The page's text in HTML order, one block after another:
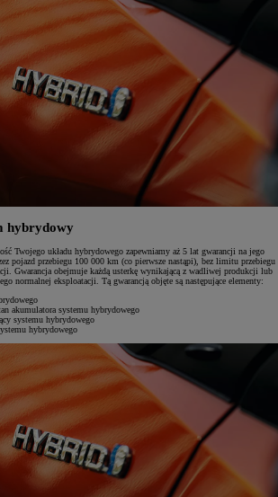
hybrydowy
Twojego układu hybrydowego zapewniamy aż 5 lat gwarancji na jego
pojazd przebiegu 100 000 km (co pierwsze nastąpi), bez limitu przebiegu
Gwarancja obejmuje każdą usterkę wynikającą z wadliwej produkcji lub
normalnej eksploatacji. Tą gwarancją objęte są następujące elementy:
akumulatora systemu hybrydowego
systemu hybrydowego
hybrydowego